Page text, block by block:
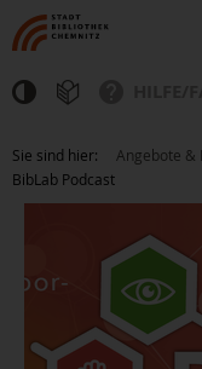
Finden Sie Informationen,
Zeitschriften und vieles
Sie sind hier: Angebote &
BibLab Podcast